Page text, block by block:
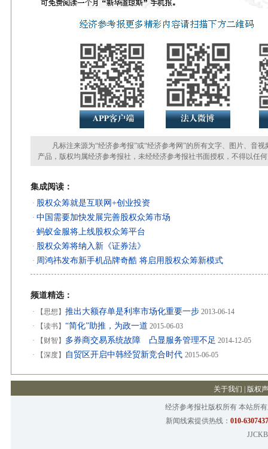
凡标注来源为“经济参考报”或“经济参考网”的所有文字、图片、音视
产品，版权均属经济参考报社，未经经济参考报社书面授权，不得以任
集成阅读：
· 股权众筹就是互联网+创业投资
· 中国需要加快发展完善股权众筹市场
· 蚂蚁金服将上线股权众筹平台
· 股权众筹将纳入新《证券法》
· 周鸿祎发布新手机品牌奇酷 将启用股权众筹新模式
频道精选：
· 【思想】 推出大额存单是利率市场化重要一步 2013-06-14
·
【读书】 “简化”助推，为政一道 2015-06-03
·
【财智】 多券商交易系统故障 凸显服务管理不足 2014-12-05
·
【深度】 自贸区开启中韩经贸新竞合时代 2015-06-05
关于我们 版权
经济参考报社版权所有 本站所
新闻线索提供热线： 010-